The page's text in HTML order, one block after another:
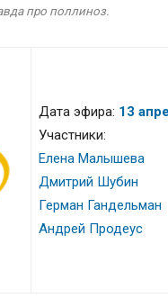
про поллиноз.
Дата эфира: 13
Участники:
Елена Малышева
Дмитрий Шубин
Герман Гандельман
Андрей Продеус